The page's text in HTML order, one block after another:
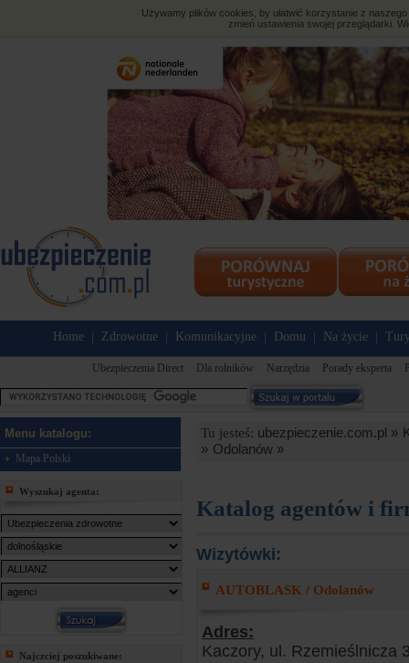
Używamy plików cookies, by ułatwić korzystanie z
zmień ustawienia swojej przeglądarki.
Home Zdrowotne Komunikacyjne Domu Na życie
Ubezpieczenia Direct Dla rolników Narzędzia Porady eksperta
Menu katalogu:
Mapa Polski
Wyszukaj agenta:
Najczciej poszukiwane:
Tu jesteś: ubezpieczenie.com.pl »
» Odolanów »
Katalog agentów i
Wizytówki:
AUTOBLASK / Odolanów
Adres:
Kaczory, ul. Rzemieślnicza